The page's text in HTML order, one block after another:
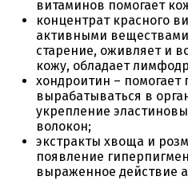
витаминов помогает
концентрат красного
активными
старение, оживляет и
кожу, обладает
хондроитин – помогает
вырабатываться в
укрепление
волокон;
экстракты хвоща и
появление
выраженное действие